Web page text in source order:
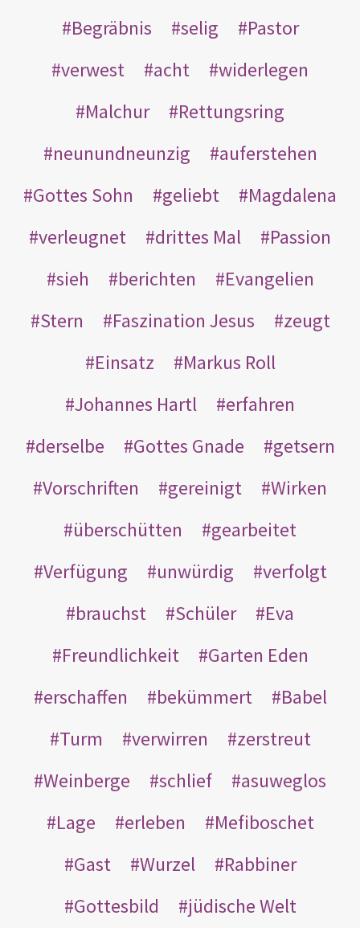
Begräbnis
selig
Pastor
verwest
acht
widerlegen
Malchur
Rettungsring
neunundneunzig
auferstehen
Gottes Sohn
geliebt
Magdalena
verleugnet
drittes Mal
Passion
sieh
berichten
Evangelien
Stern
Faszination Jesus
zeugt
Einsatz
Markus Roll
Johannes Hartl
erfahren
derselbe
Gottes Gnade
getsern
Vorschriften
gereinigt
Wirken
überschütten
gearbeitet
Verfügung
unwürdig
verfolgt
brauchst
Schüler
Eva
Freundlichkeit
Garten Eden
erschaffen
bekümmert
Babel
Turm
verwirren
zerstreut
Weinberge
schlief
asuweglos
Lage
erleben
Mefiboschet
Gast
Wurzel
Rabbiner
Gottesbild
jüdische Welt